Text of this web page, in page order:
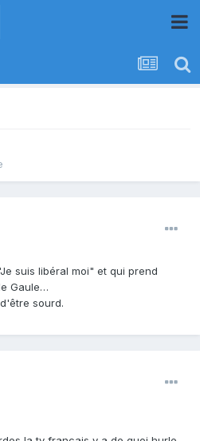
suis libéral moi" et qui prend
Gaule…
sourd.